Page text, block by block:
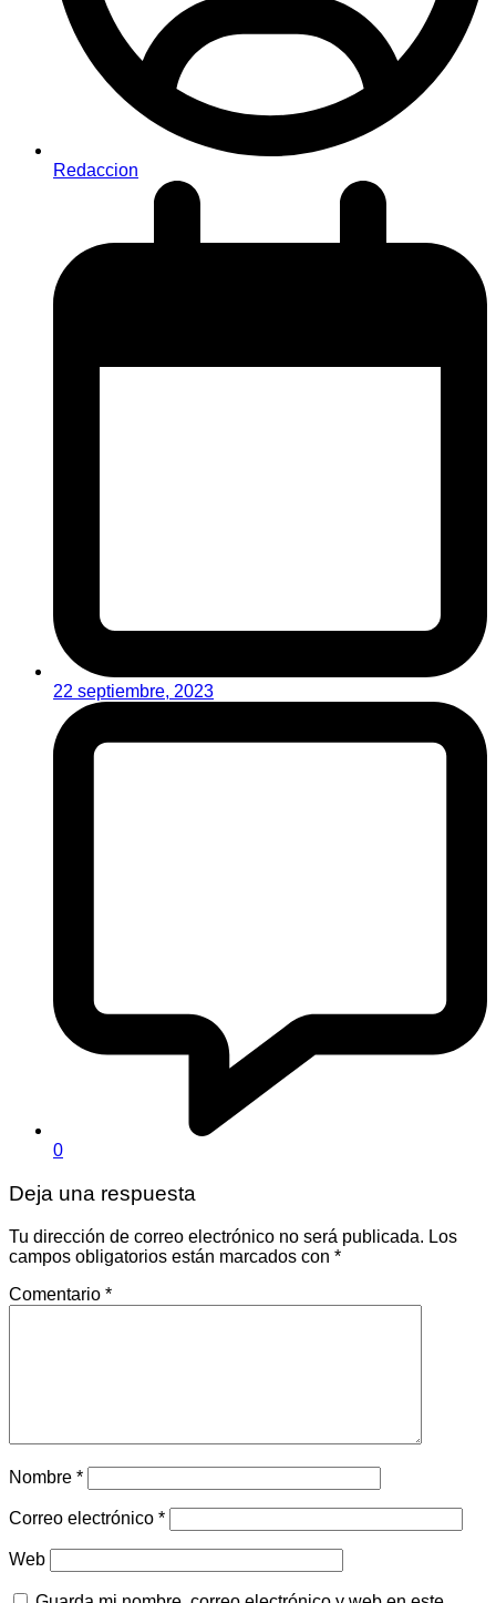
Redaccion
22 septiembre, 2023
0
Deja una respuesta
Tu dirección de correo electrónico no será publicada. Los
campos obligatorios están marcados con *
Comentario *
Nombre *
Correo electrónico *
Web